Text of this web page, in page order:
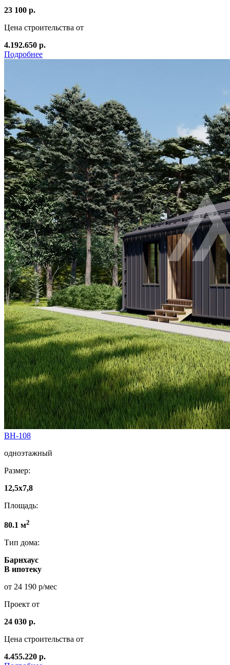
23 100 р.
Цена строительства от
4.192.650 р.
Подробнее
ВН-108
одноэтажный
Размер:
12,5х7,8
Площадь:
80.1 м2
Тип дома:
Барнхаус
В ипотеку
от 24 190 р/мес
Проект от
24 030 р.
Цена строительства от
4.455.220 р.